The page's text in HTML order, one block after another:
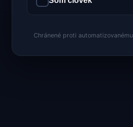
Chránené proti